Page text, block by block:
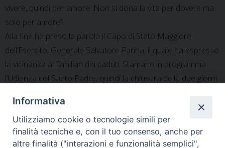
vivere, quindi per amore. Non si dona la vita per dovere ma
solo per amore”.
Alla fine ha preso la parola il Capo di Stato Maggiore
dell’Esercito, Generale Salvatore Farina, il quale ha espresso
la vicinanza ai familiari dei caduti. Stamane in programma
l’Udienza col Santo Padre, quindi la chiusura della due giorni
Informativa
Utilizziamo cookie o tecnologie simili per
finalità tecniche e, con il tuo consenso, anche per
altre finalità ("interazioni e funzionalità semplici",